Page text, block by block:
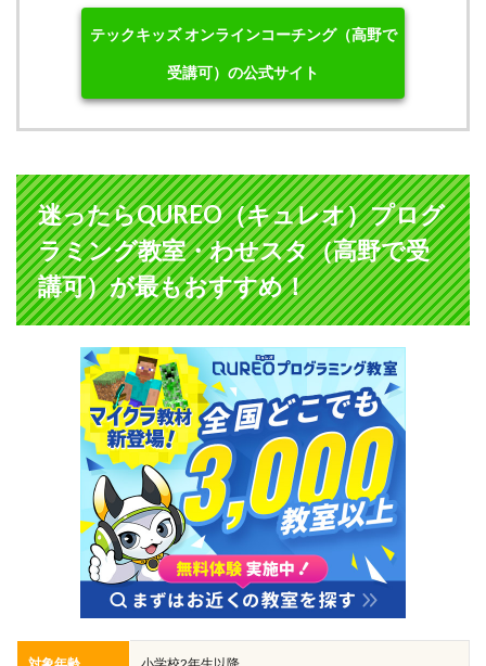
テックキッズ オンラインコーチング（高野で
受講可）の公式サイト
迷ったらQUREO（キュレオ）プログ
ラミング教室・わせスタ（高野で受
講可）が最もおすすめ！